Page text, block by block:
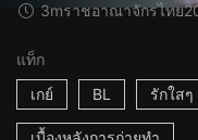
3mราชอาณาจักรไทย
แท็ก
เกย์
BL รักใสๆ